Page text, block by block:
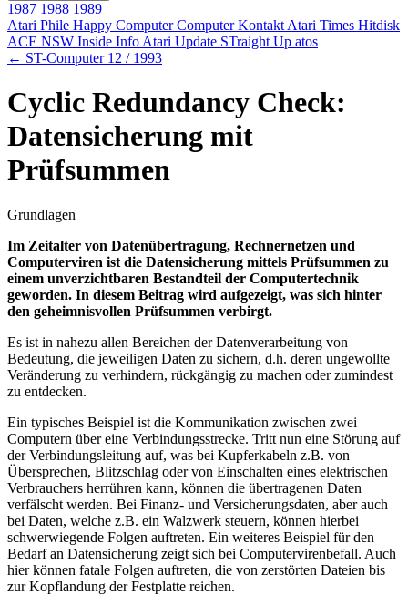
1987 1988 1989
Atari Phile Happy ComputerComputer Kontakt Atari Times Hitdisk
ACE NSW Inside Info Atari Update STraight Up atos
← ST-Computer 12 / 1993
Cyclic Redundancy Check:
Datensicherung mit
Prüfsummen
Grundlagen
Im Zeitalter von Datenübertragung, Rechnernetzen und
Computerviren ist die Datensicherung mittels Prüfsummen zu
einem unverzichtbaren Bestandteil der Computertechnik
geworden. In diesem Beitrag wird aufgezeigt, was sich hinter
den geheimnisvollen Prüfsummen verbirgt.
Es ist in nahezu allen Bereichen der Datenverarbeitung von
Bedeutung, die jeweiligen Daten zu sichern, d.h. deren ungewollte
Veränderung zu verhindern, rückgängig zu machen oder zumindest
zu entdecken.
Ein typisches Beispiel ist die Kommunikation zwischen zwei
Computern über eine Verbindungsstrecke. Tritt nun eine Störung auf
der Verbindungsleitung auf, was bei Kupferkabeln z.B. von
Übersprechen, Blitzschlag oder von Einschalten eines elektrischen
Verbrauchers herrühren kann, können die übertragenen Daten
verfälscht werden. Bei Finanz- und Versicherungsdaten, aber auch
bei Daten, welche z.B. ein Walzwerk steuern, können hierbei
schwerwiegende Folgen auftreten. Ein weiteres Beispiel für den
Bedarf an Datensicherung zeigt sich bei Computervirenbefall. Auch
hier können fatale Folgen auftreten, die von zerstörten Dateien bis
zur Kopflandung der Festplatte reichen.